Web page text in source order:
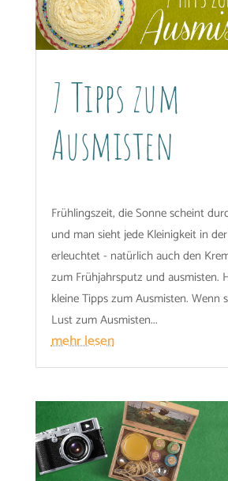
7 Tipps zum
Ausmisten
Frühlingszeit, die Sonne scheint
und man sieht jede Kleinigkeit in
erleuchtet - natürlich auch den
zum Frühjahrsputz und ausmisten.
kleine Tipps zum Ausmisten. Wenn
Lust zum Ausmisten...
mehr lesen